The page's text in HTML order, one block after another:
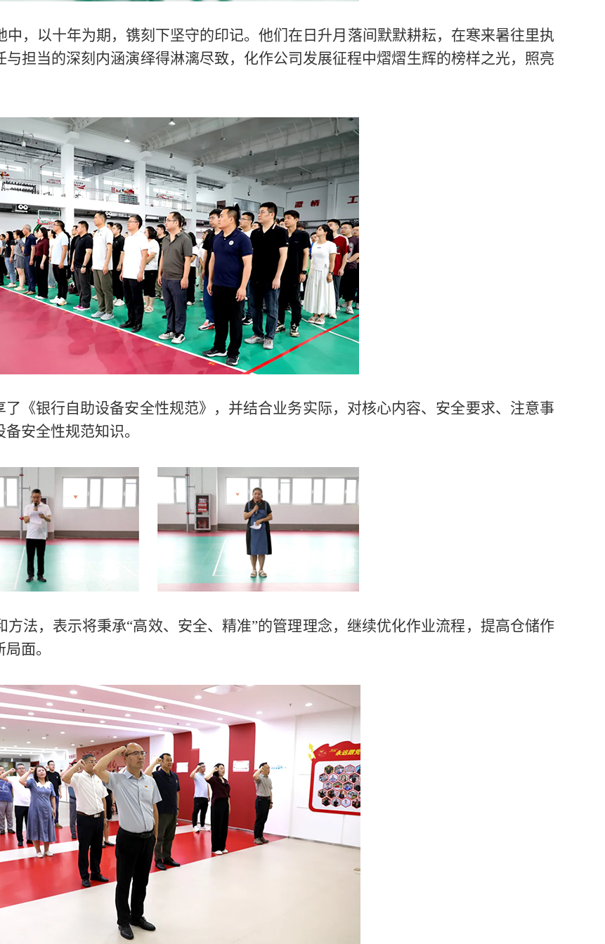
，以十年为期，镌刻下坚守的印记。他们在日升月落间默默耕耘，在寒来暑往里执
担当的深刻内涵演绎得淋漓尽致，化作公司发展征程中熠熠生辉的榜样之光，照亮
《银行自助设备安全性规范》，并结合业务实际，对核心内容、安全要求、注意事
安全性规范知识。
法，表示将秉承“高效、安全、精准”的管理理念，继续优化作业流程，提高仓储作
面。